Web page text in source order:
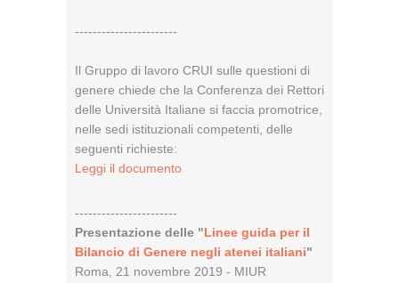
-----------------------
Il Gruppo di lavoro CRUI sulle questioni di
genere chiede che la Conferenza dei Rettori
delle Università Italiane si faccia promotrice,
nelle sedi istituzionali competenti, delle
seguenti richieste:
Leggi il documento
-----------------------
Presentazione delle "Linee guida per il
Bilancio di Genere negli atenei italiani"
Roma, 21 novembre 2019 - MIUR